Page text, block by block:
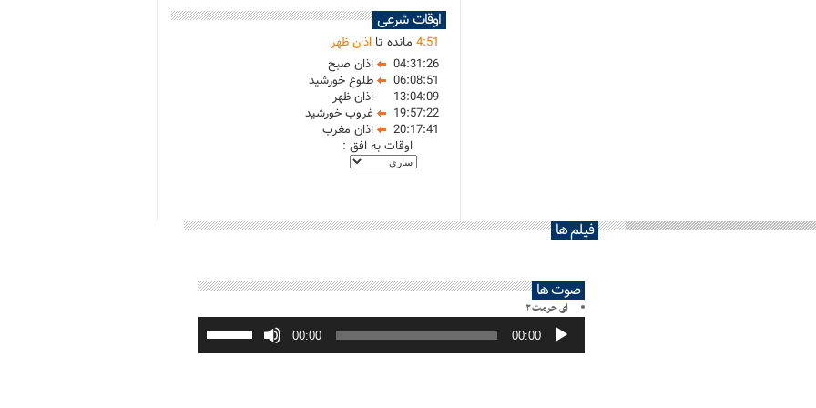
اوقات شرعی
4:51 مانده تااذان ظهر
04:31:26
اذان صبح
06:08:51
طلوع خورشید
13:04:09
اذان ظهر
19:57:22
غروب خورشید
20:17:41
اذان مغرب
اوقات به افق :
فیلم ها
صوت ها
ای حرمت ۲
پخش‌کننده
صوت 00:00
00:00
برای
افزایش
یا
صدا